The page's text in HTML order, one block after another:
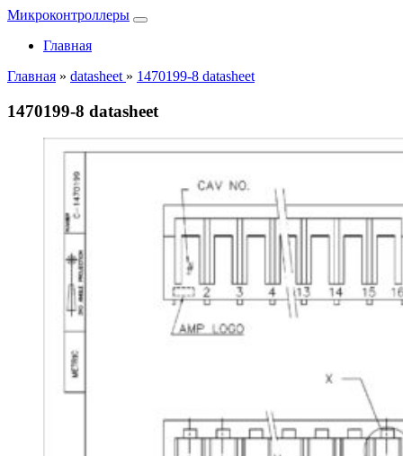
Микроконтроллеры
Главная
Главная » datasheet » 1470199-8 datasheet
1470199-8 datasheet